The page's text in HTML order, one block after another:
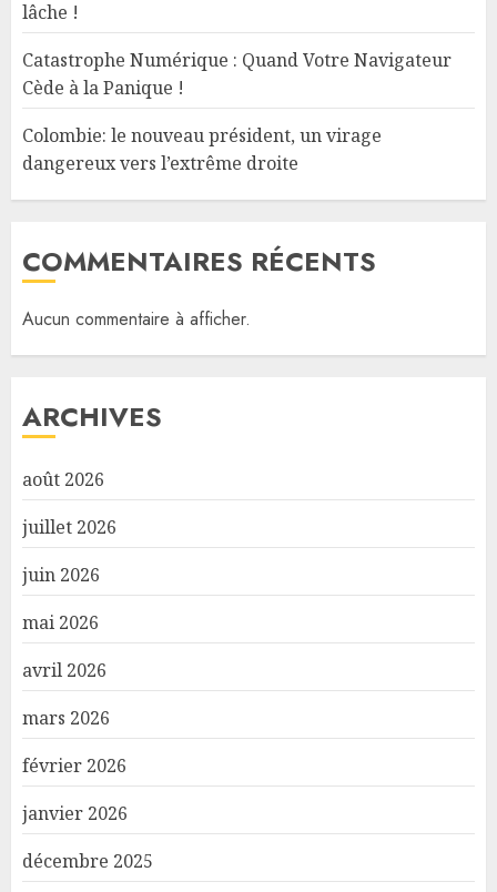
lâche !
Catastrophe Numérique : Quand Votre Navigateur
Cède à la Panique !
Colombie: le nouveau président, un virage
dangereux vers l’extrême droite
COMMENTAIRES RÉCENTS
Aucun commentaire à afficher.
ARCHIVES
août 2026
juillet 2026
juin 2026
mai 2026
avril 2026
mars 2026
février 2026
janvier 2026
décembre 2025